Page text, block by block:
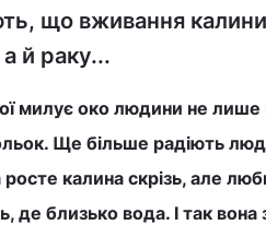
що вживання
й раку...
милує око людини не лише
Ще більше радіють
калина скрізь, але
близько вода. І так вона